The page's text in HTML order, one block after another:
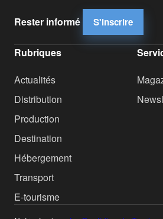
Rester informé S'inscrire
Rubriques
Actualités
Distribution
Production
Destination
Hébergement
Transport
E-tourisme